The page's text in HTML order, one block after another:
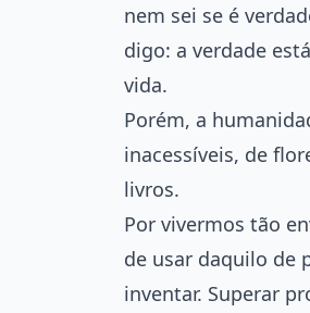
nem sei se é
digo: a verdade
vida.
Porém, a
inacessíveis, de
livros.
Por vivermos tão
de usar daquilo de
inventar. Superar